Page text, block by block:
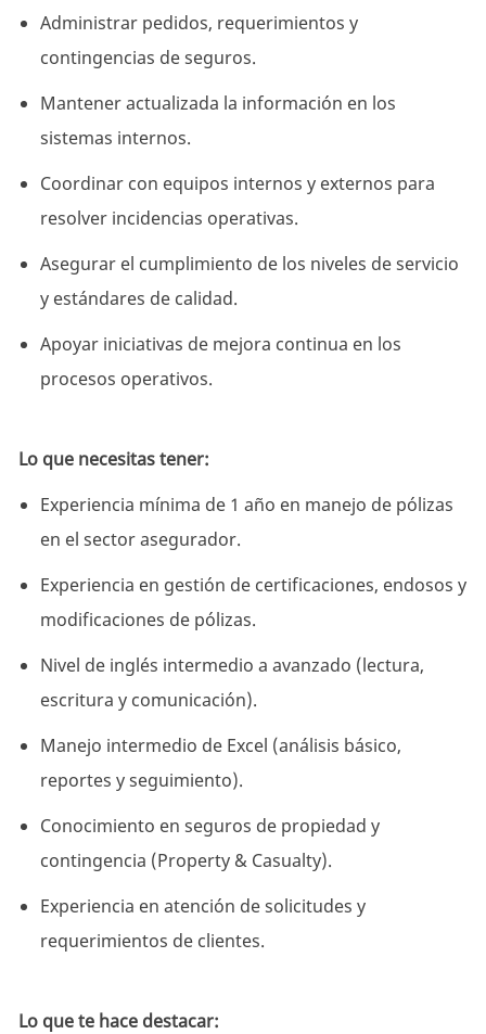
Administrar pedidos, requerimientos y
contingencias de seguros.
Mantener actualizada la información en los
sistemas internos.
Coordinar con equipos internos y externos para
resolver incidencias operativas.
Asegurar el cumplimiento de los niveles de servicio
y estándares de calidad.
Apoyar iniciativas de mejora continua en los
procesos operativos.
Lo que necesitas tener:
Experiencia mínima de 1 año en manejo de pólizas
en el sector asegurador.
Experiencia en gestión de certificaciones, endosos y
modificaciones de pólizas.
Nivel de inglés intermedio a avanzado (lectura,
escritura y comunicación).
Manejo intermedio de Excel (análisis básico,
reportes y seguimiento).
Conocimiento en seguros de propiedad y
contingencia (Property & Casualty).
Experiencia en atención de solicitudes y
requerimientos de clientes.
Lo que te hace destacar: